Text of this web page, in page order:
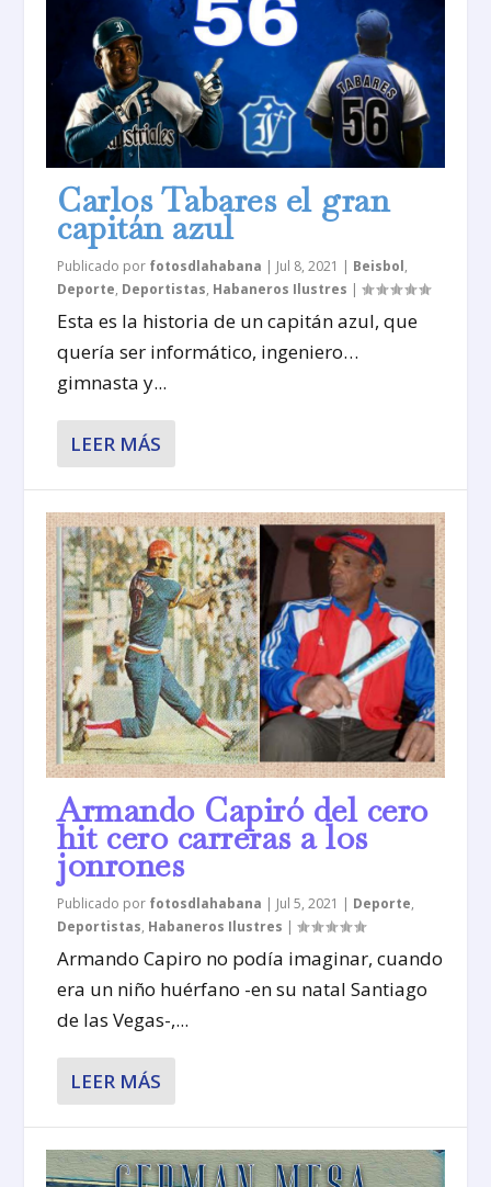
Carlos Tabares el gran
capitán azul
Publicado por fotosdlahabana | Jul 8, 2021 | Beisbol,
Deporte, Deportistas, Habaneros Ilustres |
Esta es la historia de un capitán azul, que
quería ser informático, ingeniero…
gimnasta y...
LEER MÁS
Armando Capiró del cero
hit cero carreras a los
jonrones
Publicado por fotosdlahabana | Jul 5, 2021 | Deporte,
Deportistas, Habaneros Ilustres |
Armando Capiro no podía imaginar, cuando
era un niño huérfano -en su natal Santiago
de las Vegas-,...
LEER MÁS